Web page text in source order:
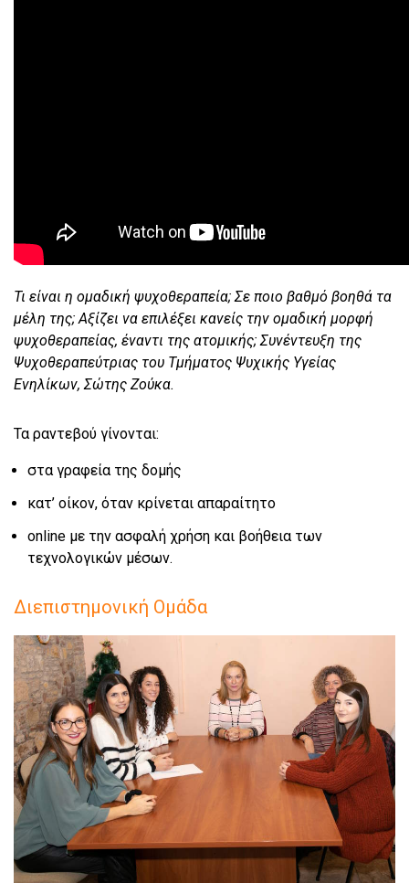
Τι είναι η ομαδική ψυχοθεραπεία; Σε ποιο βαθμό βοηθά τα
μέλη της; Αξίζει να επιλέξει κανείς την ομαδική μορφή
ψυχοθεραπείας, έναντι της ατομικής; Συνέντευξη της
Ψυχοθεραπεύτριας του Τμήματος Ψυχικής Υγείας
Ενηλίκων, Σώτης Ζούκα.
Τα ραντεβού γίνονται:
στα γραφεία της δομής
κατ’ οίκον, όταν κρίνεται απαραίτητο
online με την ασφαλή χρήση και βοήθεια των
τεχνολογικών μέσων.
Διεπιστημονική Ομάδα